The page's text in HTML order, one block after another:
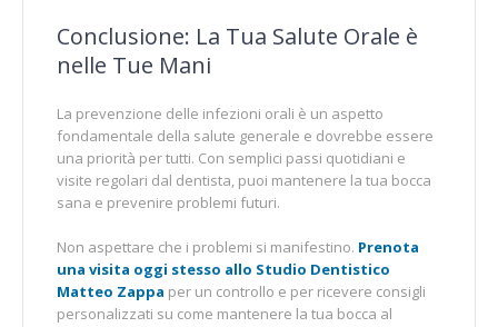
Conclusione: La Tua Salute Orale è
nelle Tue Mani
La prevenzione delle infezioni orali è un aspetto
fondamentale della salute generale e dovrebbe essere
una priorità per tutti. Con semplici passi quotidiani e
visite regolari dal dentista, puoi mantenere la tua bocca
sana e prevenire problemi futuri.
Non aspettare che i problemi si manifestino. Prenota
una visita oggi stesso allo Studio Dentistico
Matteo Zappa per un controllo e per ricevere consigli
personalizzati su come mantenere la tua bocca al